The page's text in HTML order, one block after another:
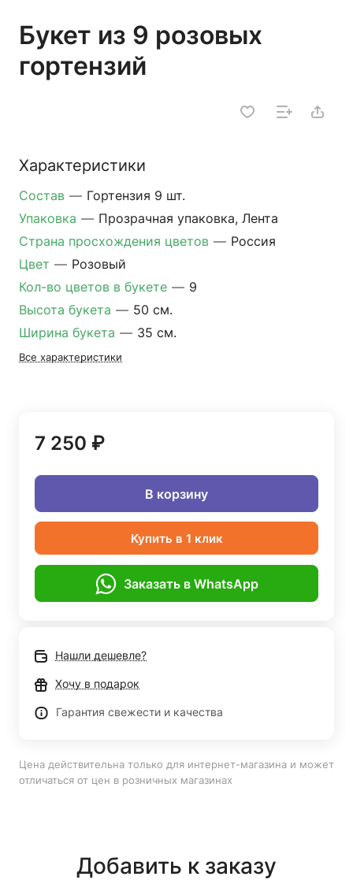
Букет из 9 розовых
гортензий
Характеристики
Состав — Гортензия 9 шт.
Упаковка — Прозрачная упаковка, Лента
Страна просхождения цветов — Россия
Цвет — Розовый
Кол-во цветов в букете — 9
Высота букета — 50 см.
Ширина букета — 35 см.
Все характеристики
7 250 ₽
В корзину
Купить в 1 клик
Заказать в WhatsApp
Нашли дешевле?
Хочу в подарок
Гарантия свежести и качества
Цена действительна только для интернет-магазина и может
отличаться от цен в розничных магазинах
Добавить к заказу